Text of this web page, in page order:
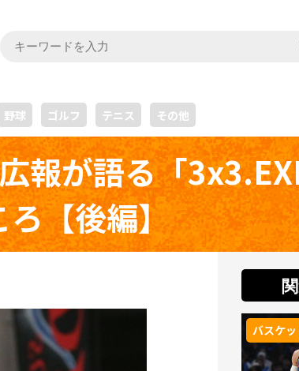
野球 ゴルフ テニス その他
報が語る「
ろ【後編】
バスケ